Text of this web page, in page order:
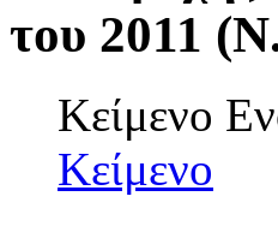
του 2011
Κείμενο
Κείμενο